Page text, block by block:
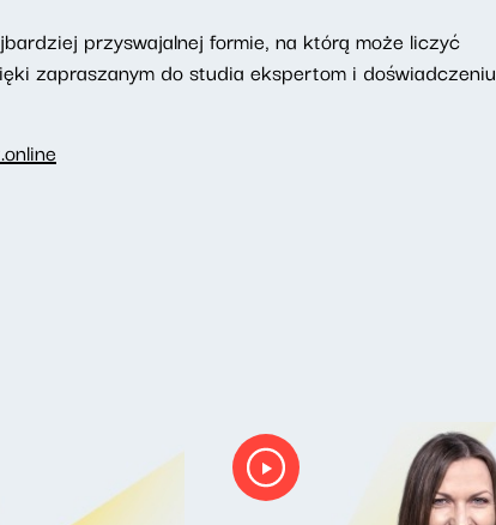
przyswajalnej formie, na którą może liczyć
zapraszanym do studia ekspertom i doświadczeniu